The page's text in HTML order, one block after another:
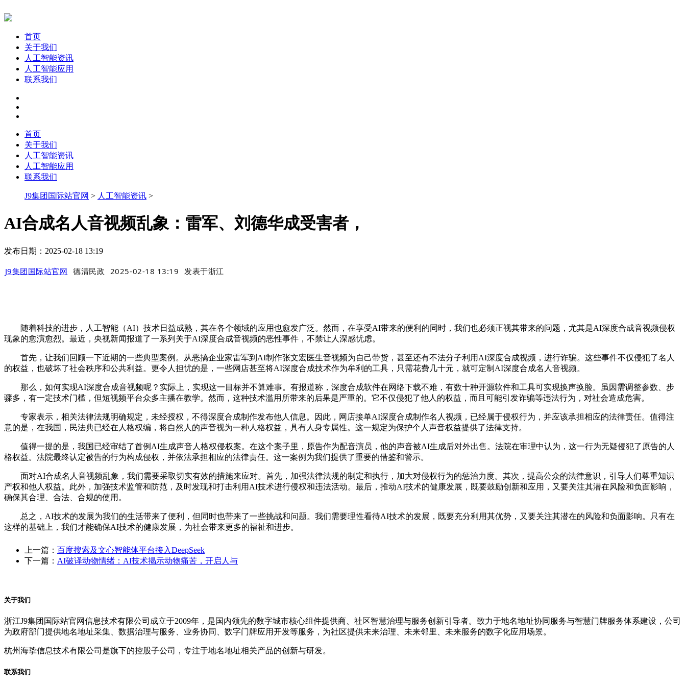
首页
关于我们
人工智能资讯
人工智能应用
联系我们
首页
关于我们
人工智能资讯
人工智能应用
联系我们
J9集团国际站官网 > 人工智能资讯 >
AI合成名人音视频乱象：雷军、刘德华成受害者，
发布日期：2025-02-18 13:19
J9集团国际站官网 德清民政 2025-02-18 13:19 发表于浙江
随着科技的进步，人工智能（AI）技术日益成熟，其在各个领域的应用也愈发广泛。然而，在享受AI带来的便利的同时，我们也必须正视其带来的问题，尤其是AI深度合成音视频侵权
现象的愈演愈烈。最近，央视新闻报道了一系列关于AI深度合成音视频的恶性事件，不禁让人深感忧虑。
首先，让我们回顾一下近期的一些典型案例。从恶搞企业家雷军到AI制作张文宏医生音视频为自己带货，甚至还有不法分子利用AI深度合成视频，进行诈骗。这些事件不仅侵犯了名人
的权益，也破坏了社会秩序和公共利益。更令人担忧的是，一些网店甚至将AI深度合成技术作为牟利的工具，只需花费几十元，就可定制AI深度合成名人音视频。
那么，如何实现AI深度合成音视频呢？实际上，实现这一目标并不算难事。有报道称，深度合成软件在网络下载不难，有数十种开源软件和工具可实现换声换脸。虽因需调整参数、步
骤多，有一定技术门槛，但短视频平台众多主播在教学。然而，这种技术滥用所带来的后果是严重的。它不仅侵犯了他人的权益，而且可能引发诈骗等违法行为，对社会造成危害。
专家表示，相关法律法规明确规定，未经授权，不得深度合成制作发布他人信息。因此，网店接单AI深度合成制作名人视频，已经属于侵权行为，并应该承担相应的法律责任。值得注
意的是，在我国，民法典已经在人格权编，将自然人的声音视为一种人格权益，具有人身专属性。这一规定为保护个人声音权益提供了法律支持。
值得一提的是，我国已经审结了首例AI生成声音人格权侵权案。在这个案子里，原告作为配音演员，他的声音被AI生成后对外出售。法院在审理中认为，这一行为无疑侵犯了原告的人
格权益。法院最终认定被告的行为构成侵权，并依法承担相应的法律责任。这一案例为我们提供了重要的借鉴和警示。
面对AI合成名人音视频乱象，我们需要采取切实有效的措施来应对。首先，加强法律法规的制定和执行，加大对侵权行为的惩治力度。其次，提高公众的法律意识，引导人们尊重知识
产权和他人权益。此外，加强技术监管和防范，及时发现和打击利用AI技术进行侵权和违法活动。最后，推动AI技术的健康发展，既要鼓励创新和应用，又要关注其潜在风险和负面影响，
确保其合理、合法、合规的使用。
总之，AI技术的发展为我们的生活带来了便利，但同时也带来了一些挑战和问题。我们需要理性看待AI技术的发展，既要充分利用其优势，又要关注其潜在的风险和负面影响。只有在
这样的基础上，我们才能确保AI技术的健康发展，为社会带来更多的福祉和进步。
上一篇： 百度搜索及文心智能体平台接入DeepSeek
下一篇： AI破译动物情绪：AI技术揭示动物痛苦，开启人与
关于我们
浙江J9集团国际站官网信息技术有限公司成立于2009年，是国内领先的数字城市核心组件提供商、社区智慧治理与服务创新引导者。致力于地名地址协同服务与智慧门牌服务体系建设，公司
为政府部门提供地名地址采集、数据治理与服务、业务协同、数字门牌应用开发等服务，为社区提供未来治理、未来邻里、未来服务的数字化应用场景。
杭州海挚信息技术有限公司是旗下的控股子公司，专注于地名地址相关产品的创新与研发。
联系我们